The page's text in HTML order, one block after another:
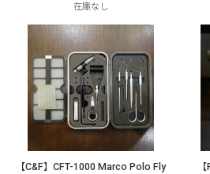
在庫なし
【C&F】CFT-1000 Marco Polo Fly